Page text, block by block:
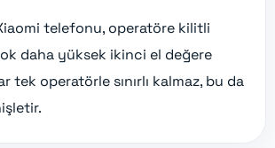
telefonu, operatöre kilitli
daha yüksek ikinci el değere
tek operatörle sınırlı kalmaz, bu da